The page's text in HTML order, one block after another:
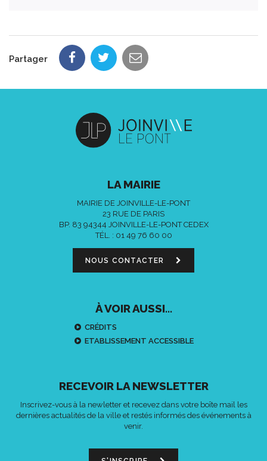
Partager
LA MAIRIE
MAIRIE DE JOINVILLE-LE-PONT
23 RUE DE PARIS
BP. 83 94344 JOINVILLE-LE-PONT CEDEX
TÉL. : 01 49 76 60 00
NOUS CONTACTER
À VOIR AUSSI...
CRÉDITS
ETABLISSEMENT ACCESSIBLE
RECEVOIR LA NEWSLETTER
Inscrivez-vous à la newletter et recevez dans votre boîte mail les
dernières actualités de la ville et restés informés des événements à
venir.